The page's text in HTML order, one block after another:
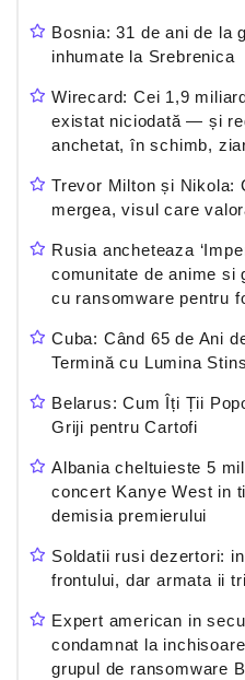
Bosnia: 31 de ani de la
inhumate la Srebrenica
Wirecard: Cei 1,9
existat niciodată — și
anchetat, în schimb,
Trevor Milton și Nikola:
mergea, visul care
Rusia ancheteaza
comunitate de anime si
cu ransomware pentru
Cuba: Când 65 de Ani
Termină cu Lumina
Belarus: Cum Îți Ții
Griji pentru Cartofi
Albania cheltuieste 5
concert Kanye West in
demisia premierului
Soldatii rusi dezertori:
frontului, dar armata ii
Expert american in
condamnat la
grupul de ransomware